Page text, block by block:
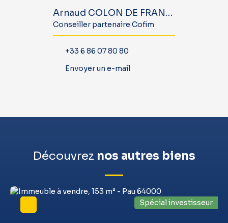
Arnaud COLON DE FRANCIOSI
Conseiller partenaire Cofim
+33 6 86 07 80 80
Envoyer un e-mail
Découvrez nos autres biens
Spécial investisseur